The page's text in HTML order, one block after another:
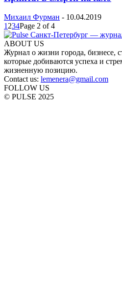
Михаил Фурман - 10.04.2019
1 234Page 2 of 4
ABOUT US
Журнал о жизни города, бизнесе,
которые добиваются успеха и
жизненную позицию.
Contact us: lemenera@gmail.com
FOLLOW US
© PULSE 2025